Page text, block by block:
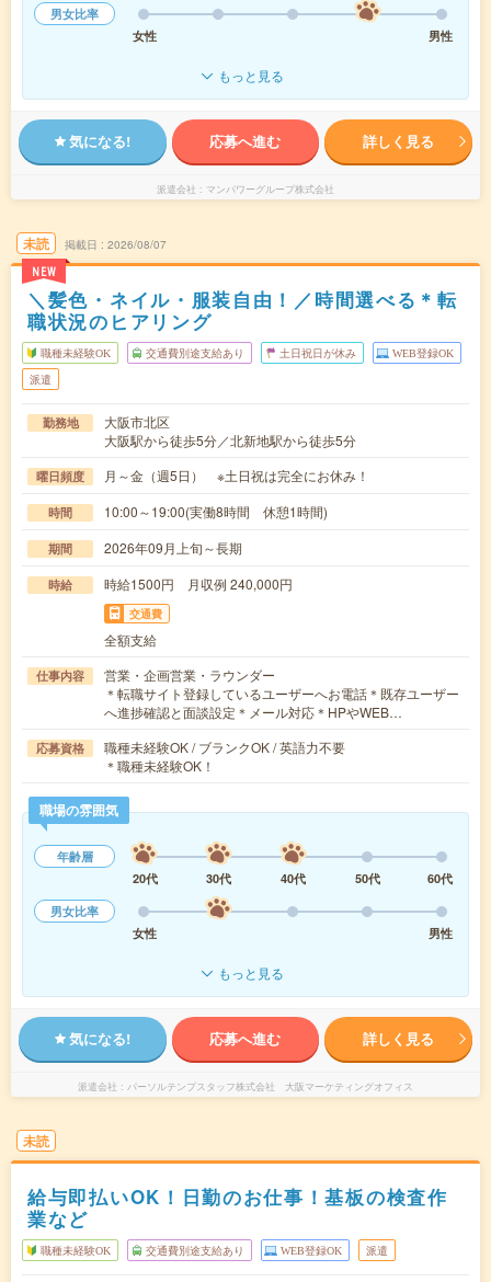
男女比率
女性
男性
もっと見る
気になる! 応募へ進む 詳しく見る
派遣会社 マンパワーグループ株式会社
未読
NEW
掲載日 2026/08/07
＼髪色・ネイル・服装自由！／時間選べる＊転
職状況のヒアリング
職種未経験OK 交通費別途支給あり 土日祝日が休み WEB登録OK
派遣
勤務地
大阪市北区
大阪駅から徒歩5分／北新地駅から徒歩5分
曜日頻度 月～金（週5日） ※土日祝は完全にお休み！
時間 10:00～19:00(実働8時間 休憩1時間)
期間 2026年09月上旬～長期
時給 時給1500円 月収例 240,000円
交通費
全額支給
仕事内容
営業・企画営業・ラウンダー
＊転職サイト登録しているユーザーへお電話＊既存ユーザー
へ進捗確認と面談設定＊メール対応＊HPやWEB…
応募資格
職種未経験OK / ブランクOK / 英語力不要
＊職種未経験OK！
職場の雰囲気
年齢層
20代
30代 40代 50代
60代
男女比率
女性
男性
もっと見る
気になる! 応募へ進む 詳しく見る
派遣会社 パーソルテンプスタッフ株式会社 大阪マーケティングオフィス
未読
給与即払いOK！日勤のお仕事！基板の検査作
業など
職種未経験OK 交通費別途支給あり WEB登録OK 派遣